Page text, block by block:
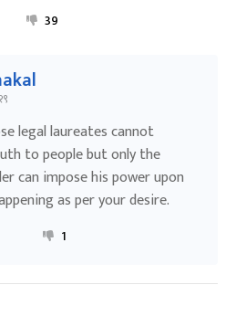
39
legal laureates cannot
to people but only the
can impose his power upon
as per your desire.
1